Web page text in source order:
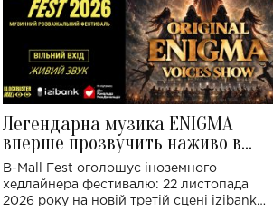
Легендарна музика ENIGMA
вперше прозвучить наживо в
Україні: де відбудеться концерт
B-Mall Fest оголошує іноземного
хедлайнера фестивалю: 22 листопада
2026 року на новій третій сцені izibank